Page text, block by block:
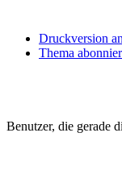
Druckversion
Thema
Benutzer, die gerade